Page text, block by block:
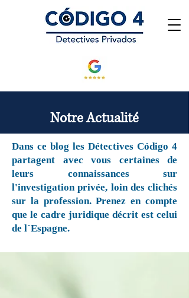
Notre Actualité
Dans ce blog les Détectives Código 4
partagent avec vous certaines de
leurs connaissances sur
l'investigation privée, loin des clichés
sur la profession. Prenez en compte
que le cadre juridique décrit est celui
de l´Espagne.